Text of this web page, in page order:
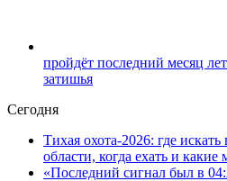
пройдёт последний месяц
затишья
Сегодня
Тихая охота-2026: где
области, когда ехать и какие
«Последний сигнал был в